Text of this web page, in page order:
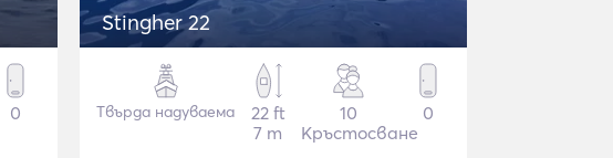
0
Stingher 22
Твърда надуваема
22 ft
7 m
10
Кръстосване
0